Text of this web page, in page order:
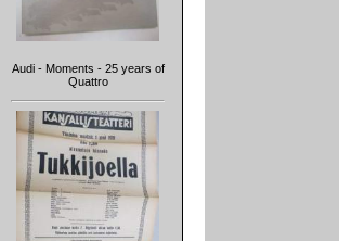
Audi - Moments - 25 years of
Quattro